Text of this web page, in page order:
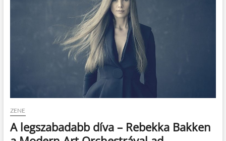
ZENE
A legszabadabb díva – Rebekka Bakken